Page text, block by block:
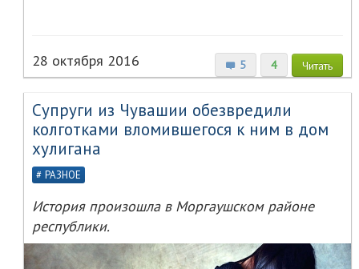
5 4 Читать
28 октября 2016
Супруги из Чувашии обезвредили
колготками вломившегося к ним в дом
хулигана
РАЗНОЕ
История произошла в Моргаушском районе
республики.